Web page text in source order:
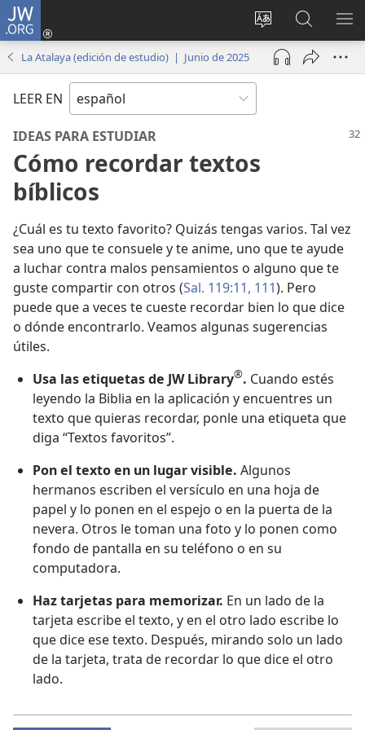
JW.ORG
Cambiar
idioma
del sitio
Iniciar
sesión
(abre
nueva
en
jw.org
La Atalaya (edición de estudio) | Junio de 2025
LEER EN
IDEAS PARA ESTUDIAR
Cómo recordar textos
bíblicos
¿Cuál es tu texto favorito? Quizás tengas varios. Tal vez
sea uno que te consuele y te anime, uno que te ayude
a luchar contra malos pensamientos o alguno que te
guste compartir con otros (Sal. 119:11, 111). Pero
puede que a veces te cueste recordar bien lo que dice
o dónde encontrarlo. Veamos algunas sugerencias
útiles.
Usa las etiquetas de JW Library®. Cuando estés
leyendo la Biblia en la aplicación y encuentres un
texto que quieras recordar, ponle una etiqueta que
diga “Textos favoritos”.
Pon el texto en un lugar visible. Algunos
hermanos escriben el versículo en una hoja de
papel y lo ponen en el espejo o en la puerta de la
nevera. Otros le toman una foto y lo ponen como
fondo de pantalla en su teléfono o en su
computadora.
Haz tarjetas para memorizar. En un lado de la
tarjeta escribe el texto, y en el otro lado escribe lo
que dice ese texto. Después, mirando solo un lado
de la tarjeta, trata de recordar lo que dice el otro
lado.